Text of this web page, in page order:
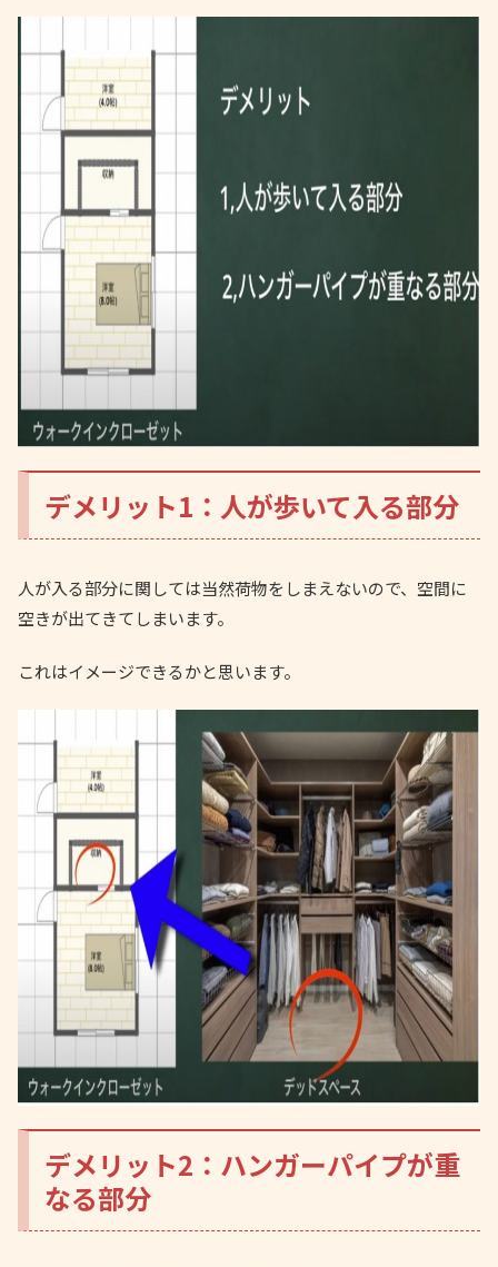
デメリット1：人が歩いて入る部分
人が入る部分に関しては当然荷物をしまえないので、空間に
空きが出てきてしまいます。
これはイメージできるかと思います。
デメリット2：ハンガーパイプが重
なる部分